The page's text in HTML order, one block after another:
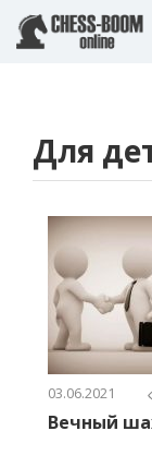
Для
03.06.2021
Вечный